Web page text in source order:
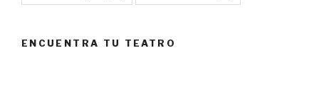
ENCUENTRA TU TEATRO